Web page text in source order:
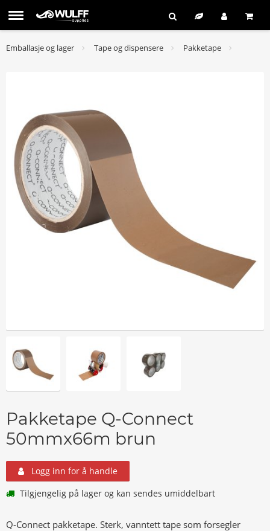
Emballasje og lager Tape og dispensere Pakketape
Pakketape Q-Connect
50mmx66m brun
Logg inn for å handle
Tilgjengelig på lager og kan sendes umiddelbart
Q-Connect pakketape. Sterk, vanntett tape som forsegler